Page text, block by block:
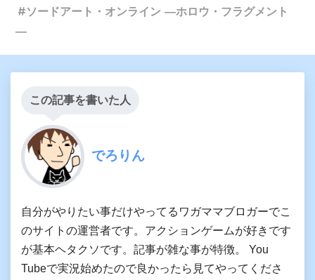
ソードアート・オンライン ―ホロウ・フラグメント
―
この記事を書いた人
でろりん
自分がやりたい事だけやってるワガママブロガーでこ
のサイトの運営者です。アクションゲームが好きです
が基本ヘタクソです。記事が雑な事が特徴。 You
Tubeで実況始めたので良かったら見てやってくださ